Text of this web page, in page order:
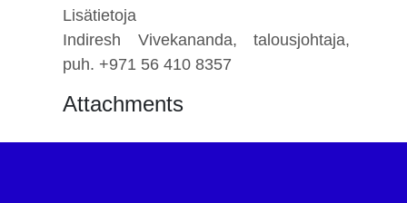
Lisätietoja
Indiresh Vivekananda, talousjohtaja,
puh. +971 56 410 8357
Attachments